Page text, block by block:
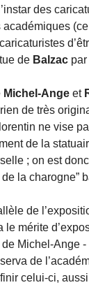
des
académiques
de Balzac
Michel-Ange et
rien de très
ne vise
de la
; on est
la charogne”
de
le mérite
Michel-Ange
de
celui-ci,